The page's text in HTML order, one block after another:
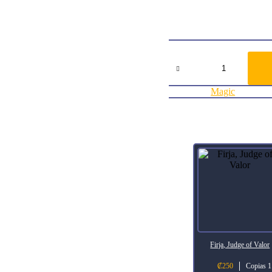
Raptors
cantidad
Categoría:Magic
Firja, Judge of Valor
₡250 Copias 1